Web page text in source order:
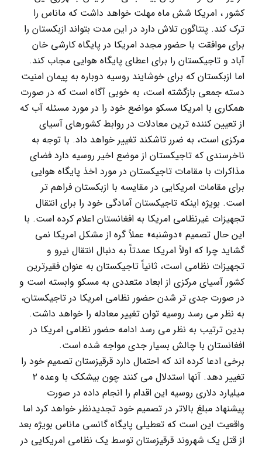
کشور ، امریکا شش ماه مهلت خواهد داشت که ماناس را
ترک کند. پنتاگون تلاش دارد در این مدت بتواند ازبکستان را
برای موافقت با حضور مجدد امریکا در پایگاه کارشی خان
آباد و تاجیکستان را برای اعطای پایگاه هوایی مجاب کند.
اما ازبکستان که برای خوشایند روسیه دوباره به پیمان امنیت
دسته جمعی بازگشته است، به خوبی آگاه است که در صورت
همکاری با امریکا مسکو مواضع خود را در مورد مسئله آب که
از تعیین کننده ترین معادلات در روابط کشورهای آسیای
مرکزی است، به ضرر تاشکند تغییر خواهد داد. با توجه به
ناخرسندی که تاجیکستان از موضع اخیر روسیه دارد فضای
مذاکرات با مقامات تاجیکستان در مورد اخذ پایگاه هوایی
برای مقامات امریکایی در مقایسه با ازبکستان فراهم تر
است. بویژه اینکه تاجیکستان آمادگی خود را برای انتقال
تجهیزات غیرنظامی امریکا به افغانستان اعلام کرده است. با
این حال تصمیم «دوشنبه» عملاً گره از مشکل امریکا نمی
گشاید چرا که اولاً امریکا عمدتاً به دنبال انتقال نیرو و
تجهیزات نظامی است، ثانیاً تاجیکستان به عنوان فقیرترین
کشور آسیای مرکزی از ابعاد متعددی به مسکو وابسته است و
در صورت جدی تر شدن حضور نظامی امریکا در تاجیکستان،
به نظر می رسد روسیه توان تغییر معادله را خواهد داشت.
بدین ترتیب به نظر می رسد ادامه حضور نظامی امریکا در
افغانستان با چالش بسیار جدی مواجه شده است.
برخی ادعا کرده اند که احتمال دارد قرقیزستان تصمیم خود را
تغییر دهد. آنها استدلال می کنند چون بیشکک با وعده ۲
میلیارد دلاری روسیه این اقدام را انجام داده در صورت
پیشنهاد مبلغ بالاتر در تصمیم خود تجدیدنظر خواهد کرد اما
واقعیت این است که تعطیلی پایگاه گانسی ماناس بویژه بعد
از قتل یک شهروند قرقیزستان توسط یک نظامی امریکایی در